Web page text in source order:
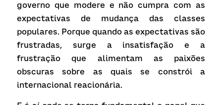
governo que modere e não cumpra com as
expectativas de mudança das classes
populares. Porque quando as expectativas são
frustradas, surge a insatisfação e a
frustração que alimentam as paixões
obscuras sobre as quais se constrói a
internacional reacionária.